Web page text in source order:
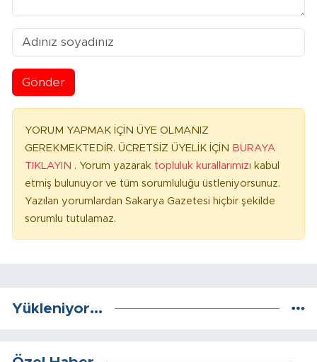
Gönder
YORUM YAPMAK İÇİN ÜYE OLMANIZ
GEREKMEKTEDİR. ÜCRETSİZ ÜYELİK İÇİN BURAYA
TIKLAYIN . Yorum yazarak topluluk kurallarımızı kabul
etmiş bulunuyor ve tüm sorumluluğu üstleniyorsunuz.
Yazılan yorumlardan Sakarya Gazetesi hiçbir şekilde
sorumlu tutulamaz.
Yükleniyor...